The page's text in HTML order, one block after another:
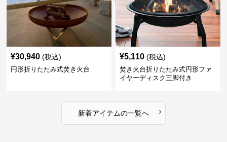
¥30,940 (税込)
円形折りたたみ式焚き火台
¥5,110 (税込)
焚き火台折りたたみ式円形ファ
イヤーディスク三脚付き
新着アイテムの一覧へ ›